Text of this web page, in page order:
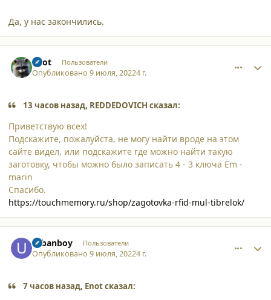
Да, у нас закончились.
Enot Пользователи
Опубликовано9 июля, 20224 г.
13 часов назад, REDDEDOVICH сказал:
Приветствую всех!
Подскажите, пожалуйста, не могу найти вроде на этом
сайте видел, или подскажите где можно найти такую
заготовку, чтобы можно было записать 4 - 3 ключа Em -
marin
Спасибо.
https://touchmemory.ru/shop/zagotovka-rfid-mul-tibrelok/
urbanboy Пользователи
Опубликовано9 июля, 20224 г.
7 часов назад, Enot сказал: